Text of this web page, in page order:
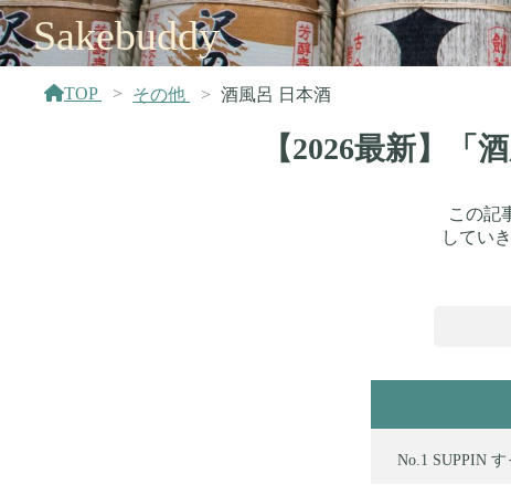
Sakebuddy
TOP その他 酒風呂 日本酒
【2026最新】「
この記
してい
SUPPIN